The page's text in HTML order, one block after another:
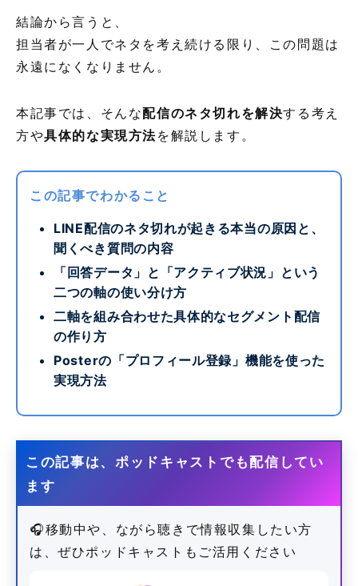
結論から言うと、
担当者が一人でネタを考え続ける限り、この問題は
永遠になくなりません。
本記事では、そんな配信のネタ切れを解決する考え
方や具体的な実現方法を解説します。
この記事でわかること
LINE配信のネタ切れが起きる本当の原因と、
聞くべき質問の内容
「回答データ」と「アクティブ状況」という
二つの軸の使い分け方
二軸を組み合わせた具体的なセグメント配信
の作り方
Posterの「プロフィール登録」機能を使った
実現方法
この記事は、ポッドキャストでも配信してい
ます
🎧移動中や、ながら聴きで情報収集したい方
は、ぜひポッドキャストもご活用ください